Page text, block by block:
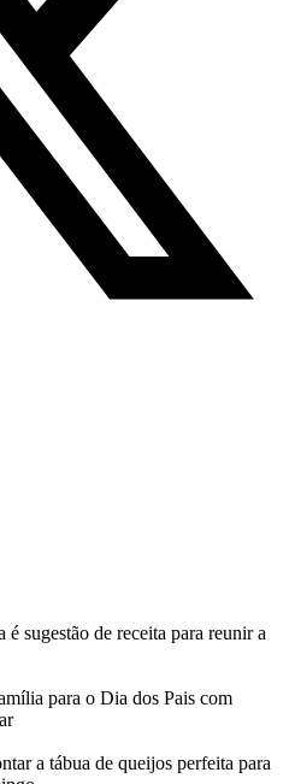
sugestão de receita para reunir a
para o Dia dos Pais com
a tábua de queijos perfeita para